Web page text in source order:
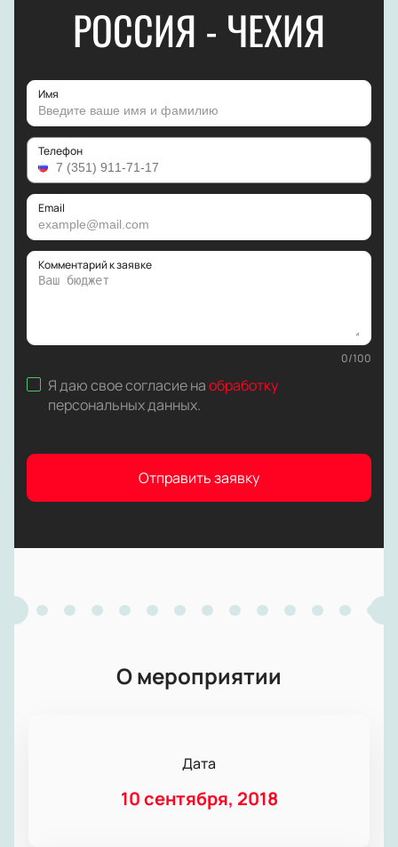
РОССИЯ - ЧЕХИЯ
Имя
Телефон
Email
Комментарий к заявке
0/100
Я даю свое согласие наобработку
персональных данных.
Отправить заявку
О мероприятии
Дата
10 сентября, 2018